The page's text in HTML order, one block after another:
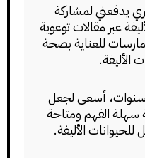
يدفعني لمشاركة
عبر مقالات توعوية
للعناية بصحة
الأليفة.
سنوات، أسعى لجعل
سهلة الفهم ومتاحة
الأليفة.